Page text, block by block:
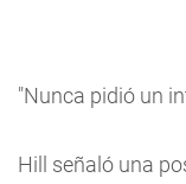
"Nunca pidió un
Hill señaló una